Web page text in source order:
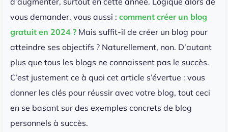
vous demander, vous aussi : comment créer un blog
gratuit en 2024 ? Mais suffit-il de créer un blog pour
atteindre ses objectifs ? Naturellement, non. D’autant
plus que tous les blogs ne connaissent pas le succès.
C’est justement ce à quoi cet article s’évertue : vous
donner les clés pour réussir avec votre blog, tout ceci
en se basant sur des exemples concrets de blog
personnels à succès.